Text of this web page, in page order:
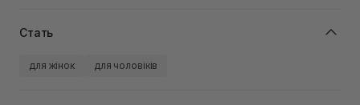
Стать
для жінок для чоловіків